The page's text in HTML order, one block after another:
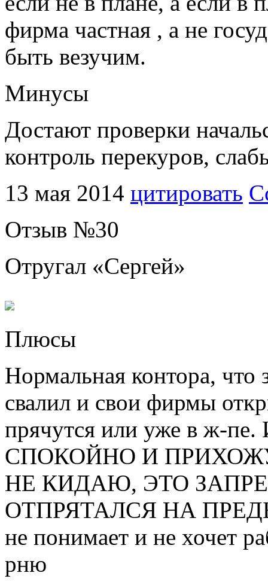
фирма частная , а не
быть везучим.
Минусы
Достают проверки
контроль перекуров,
13 мая 2014 цитировать
Отзыв №30
Отругал «Сергей»
Плюсы
Нормальная контора, что
свалил и свои фирмы
прячутся или уже в ж-
СПОКОЙНО И
НЕ КИДАЮ, ЭТО
ОТПРЯТАЛСЯ НА
не понимает и не хочет
рню